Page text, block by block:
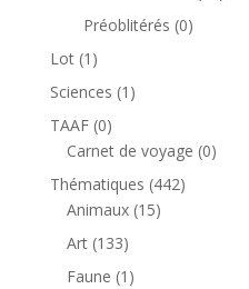
Préoblitérés 00
Lot 1 1
produit
Sciences 1 1
TAAF 00
produit
Carnet de voyage 00
Thématiques 442442
Animaux 1515
Art 133133
produits
Faune 1 1